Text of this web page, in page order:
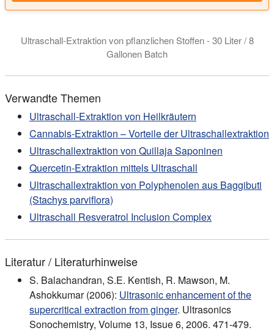
Ultraschall-Extraktion von pflanzlichen Stoffen - 30 Liter / 8
Gallonen Batch
Verwandte Themen
Ultraschall-Extraktion von Heilkräutern
Cannabis-Extraktion – Vorteile der Ultraschallextraktion
Ultraschallextraktion von Quillaja Saponinen
Quercetin-Extraktion mittels Ultraschall
Ultraschallextraktion von Polyphenolen aus Baggibuti
(Stachys parviflora)
Ultraschall Resveratrol Inclusion Complex
Literatur / Literaturhinweise
S. Balachandran, S.E. Kentish, R. Mawson, M.
Ashokkumar (2006): Ultrasonic enhancement of the
supercritical extraction from ginger. Ultrasonics
Sonochemistry, Volume 13, Issue 6, 2006. 471-479.